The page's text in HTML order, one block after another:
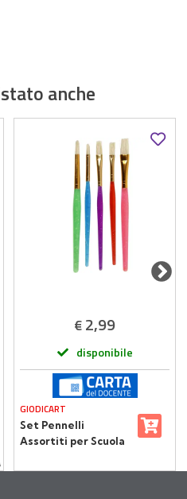
anche
€2,99
disponibile
GIODICART
Set Pennelli
Assortiti per Scuola